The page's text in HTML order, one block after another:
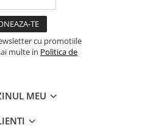
cu promotiile
multe in Politica de
MEU